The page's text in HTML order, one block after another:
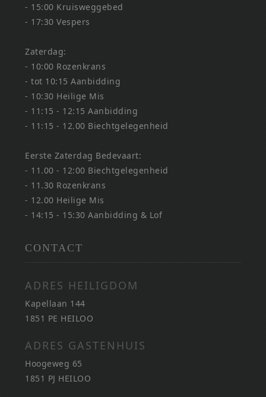
- 15:00 Kruisweggebed
- 17:30 Vespers
Zaterdag:
- 10:00 Rozenkrans
- tot 10:15 Aanbidding
- 10:30 Heilige Mis
- 11:15 - 12:15 Aanbidding
- 11:15 - 12.00 Biechtgelegenheid
Eerste Zaterdag Bedevaart:
- 11.00 - 12:00 Biechtgelegenheid
- 11.30 Rozenkrans
- 12.00 Heilige Mis
- 14:15 - 15:30 Aanbidding & Lof
CONTACT
ADRES HEILIGDOM
Kapellaan 144
1851 PE HEILOO
ADRES GASTENHUIS
Hoogeweg 65
1851 PJ HEILOO